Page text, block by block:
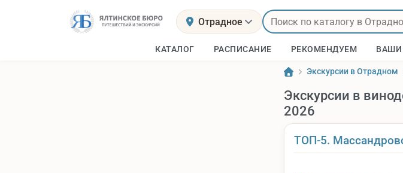
Отрадное
КАТАЛОГ РАСПИСАНИЕ РЕКОМЕНДУЕМ ВАШИ
Экскурсии в Отрадном
Экскурсии в
2026
ТОП-5.